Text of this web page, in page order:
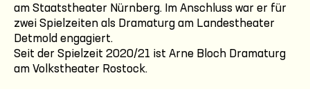
am Staatstheater Nürnberg. Im Anschluss war er für
zwei Spielzeiten als Dramaturg am Landestheater
Detmold engagiert.
Seit der Spielzeit 2020/21 ist Arne Bloch Dramaturg
am Volkstheater Rostock.